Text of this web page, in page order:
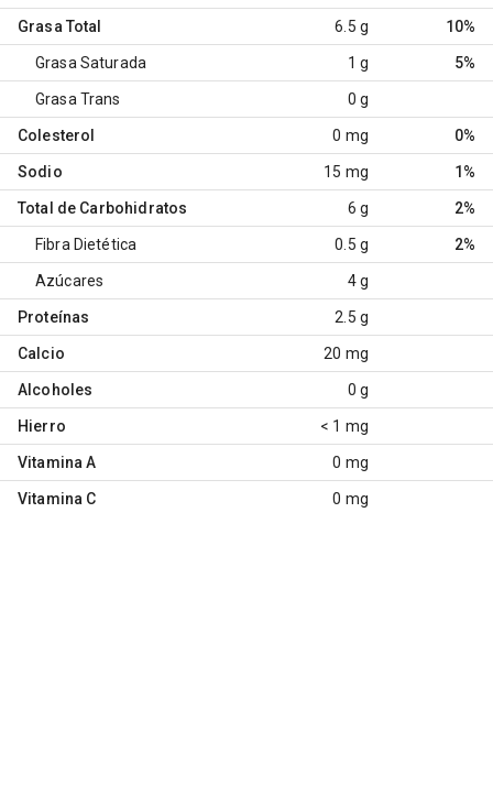
Grasa Total 6.5 g 10%
Grasa Saturada 1 g 5%
Grasa Trans 0 g
Colesterol 0 mg 0%
Sodio 15 mg 1%
Total de Carbohidratos 6 g 2%
Fibra Dietética 0.5 g 2%
Azúcares 4 g
Proteínas 2.5 g
Calcio 20 mg
Alcoholes 0 g
Hierro < 1 mg
Vitamina A 0 mg
Vitamina C 0 mg